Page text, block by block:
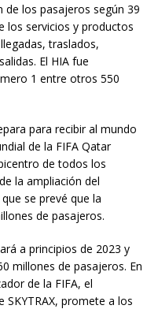
de los pasajeros según 39
los servicios y productos
traslados,
El HIA fue
1 entre otros 550
para recibir al mundo
de la FIFA Qatar
de todos los
la ampliación del
se prevé que la
de pasajeros.
a principios de 2023 y
millones de pasajeros. En
de la FIFA, el
promete a los